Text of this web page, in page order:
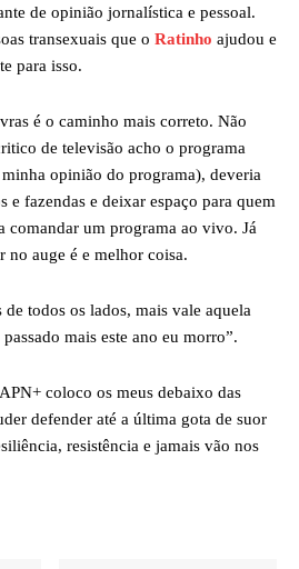
de opinião jornalística e pessoal.
transexuais que o Ratinho ajudou e
para isso.
é o caminho mais correto. Não
de televisão acho o programa
minha opinião do programa), deveria
e fazendas e deixar espaço para quem
comandar um programa ao vivo. Já
auge é e melhor coisa.
todos os lados, mais vale aquela
mais este ano eu morro”.
coloco os meus debaixo das
defender até a última gota de suor
resistência e jamais vão nos